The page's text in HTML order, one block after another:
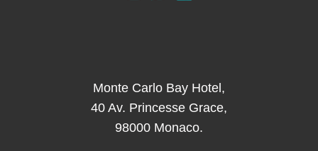
Monte Carlo Bay Hotel,
40 Av. Princesse Grace,
98000 Monaco.